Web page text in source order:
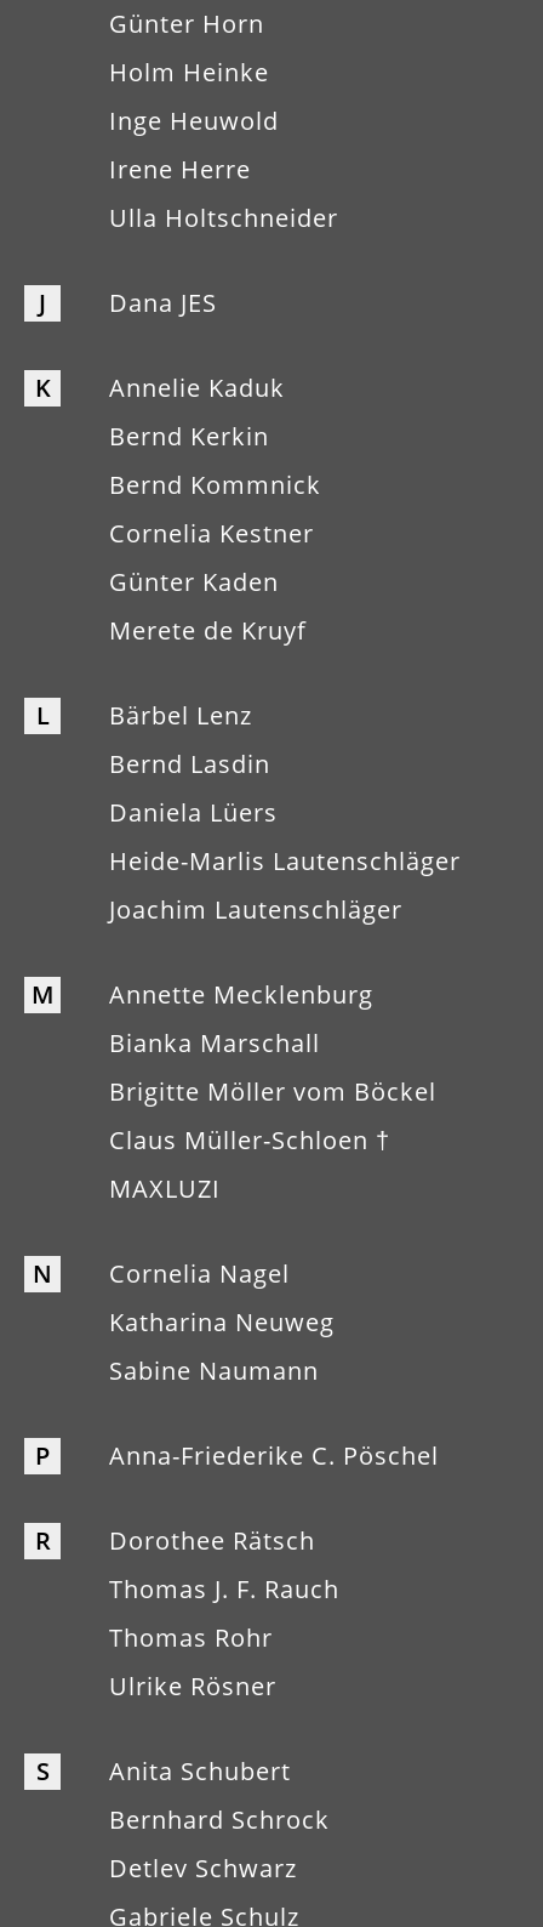
Günter Horn
Holm Heinke
Inge Heuwold
Irene Herre
Ulla Holtschneider
J Dana JES
K
Annelie Kaduk
Bernd Kerkin
Bernd Kommnick
Cornelia Kestner
Günter Kaden
Merete de Kruyf
L
Bärbel Lenz
Bernd Lasdin
Daniela Lüers
Heide-Marlis Lautenschläger
Joachim Lautenschläger
M
Annette Mecklenburg
Bianka Marschall
Brigitte Möller vom Böckel
Claus Müller-Schloen †
MAXLUZI
N
Cornelia Nagel
Katharina Neuweg
Sabine Naumann
P Anna-Friederike C. Pöschel
R
Dorothee Rätsch
Thomas J. F. Rauch
Thomas Rohr
Ulrike Rösner
S
Anita Schubert
Bernhard Schrock
Detlev Schwarz
Gabriele Schulz